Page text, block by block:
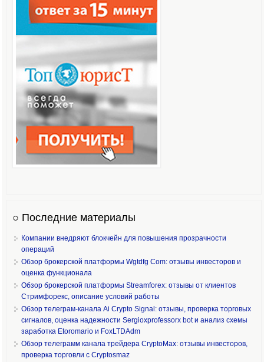
○ Последние материалы
Компании внедряют блокчейн для повышения прозрачности
операций
Обзор брокерской платформы Wgtdfg Com: отзывы инвесторов и
оценка функционала
Обзор брокерской платформы Streamforex: отзывы от клиентов
Стримфорекс, описание условий работы
Обзор телеграм-канала Ai Crypto Signal: отзывы, проверка торговых
сигналов, оценка надежности Sergioxprofessorx bot и анализ схемы
заработка Etoromario и FoxLTDAdm
Обзор телеграмм канала трейдера CryptoMax: отзывы инвесторов,
проверка торговли с Cryptosmaz